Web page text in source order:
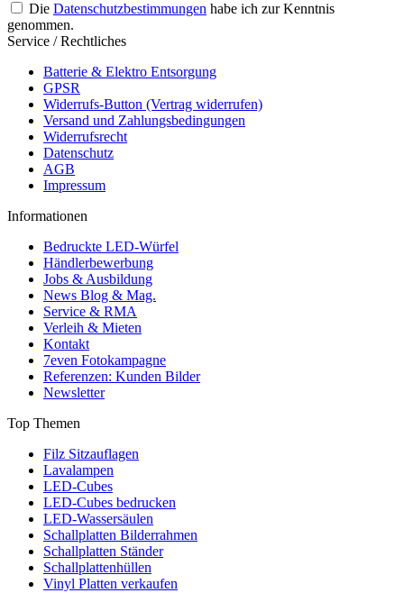
Die Datenschutzbestimmungen habe ich zur Kenntnis
genommen.
Service / Rechtliches
Batterie & Elektro Entsorgung
GPSR
Widerrufs-Button (Vertrag widerrufen)
Versand und Zahlungsbedingungen
Widerrufsrecht
Datenschutz
AGB
Impressum
Informationen
Bedruckte LED-Würfel
Händlerbewerbung
Jobs & Ausbildung
News Blog & Mag.
Service & RMA
Verleih & Mieten
Kontakt
7even Fotokampagne
Referenzen: Kunden Bilder
Newsletter
Top Themen
Filz Sitzauflagen
Lavalampen
LED-Cubes
LED-Cubes bedrucken
LED-Wassersäulen
Schallplatten Bilderrahmen
Schallplatten Ständer
Schallplattenhüllen
Vinyl Platten verkaufen